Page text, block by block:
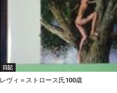
日記
レヴィ＝ストロース氏100歳